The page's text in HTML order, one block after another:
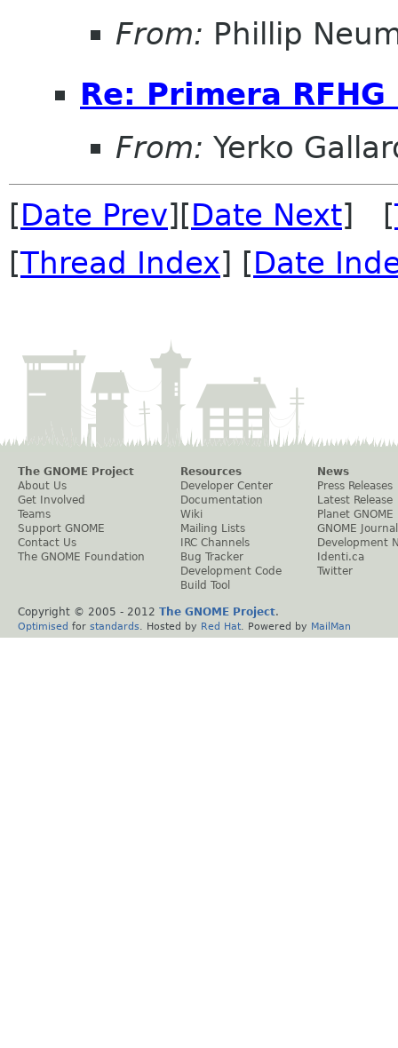
From: Phillip
Re: Primera
From: Yerko
[Date Prev][Date Next] [
[Thread Index] [Date
The GNOME Project
About Us
Get Involved
Teams
Support GNOME
Contact Us
The GNOME Foundation
Resources
Developer Center
Documentation
Wiki
Mailing Lists
IRC Channels
Bug Tracker
Development Code
Build Tool
News
Press Releases
Latest Release
Planet GNOME
GNOME Journal
Development
Identi.ca
Twitter
Copyright © 2005 - 2012 The GNOME Project.
Optimised for standards . Hosted by Red Hat . Powered by MailMan